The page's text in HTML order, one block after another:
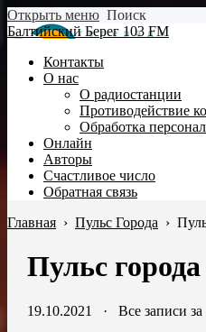
Открыть меню Поиск
Балтийский Берег 103 FM
Контакты
О нас
О радиостанции
Противодействие
Обработка
Онлайн
Авторы
Счастливое число
Обратная связь
Главная › Пульс Города ›
Пульс
19.10.2021 · Все записи за